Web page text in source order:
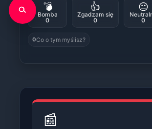
💣
Bomba
0
👍
Zgadzam się
0
😐
0
0Co o tym myślisz?
📰